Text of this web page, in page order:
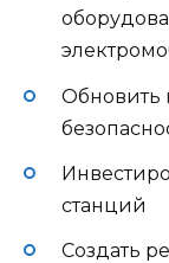
Обновить
станций
Создать